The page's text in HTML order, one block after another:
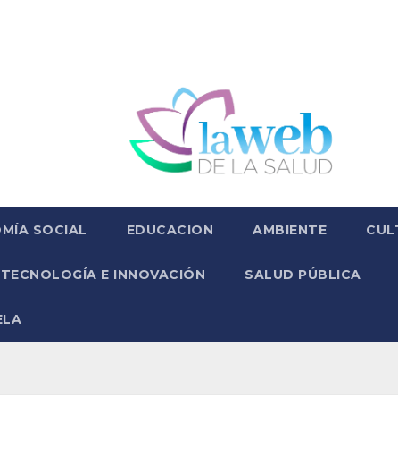
SOCIAL EDUCACION AMBIENTE
TECNOLOGÍA E INNOVACIÓN SALUD PÚBLICA